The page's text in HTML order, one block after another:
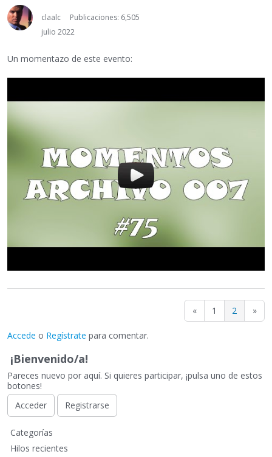
claalc
Publicaciones: 6,505
julio 2022
Un momentazo de este evento:
« 1 2 »
Accede o Regístrate para comentar.
¡Bienvenido/a!
Pareces nuevo por aquí. Si quieres participar, ¡pulsa uno de estos
botones!
Acceder
Registrarse
E
n
Categorías
Hilos recientes